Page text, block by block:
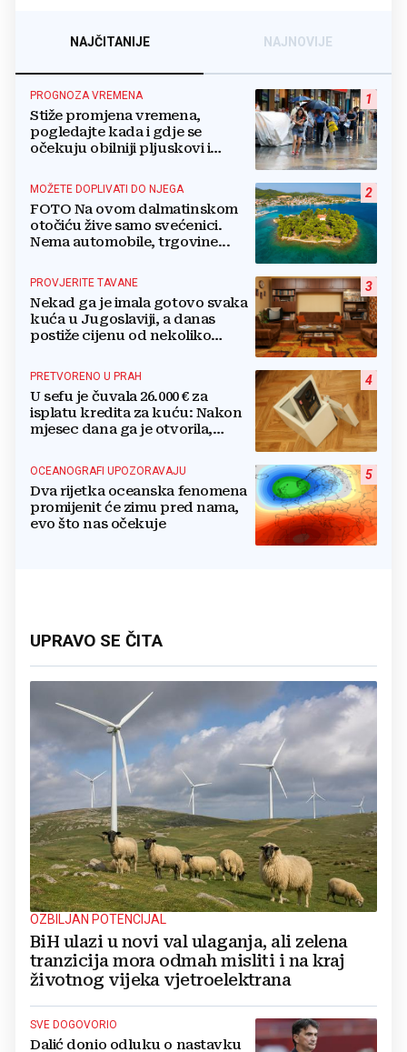
NAJČITANIJE NAJNOVIJE
1
PROGNOZA VREMENA
Stiže promjena vremena,
pogledajte kada i gdje se
očekuju obilniji pljuskovi i
2
MOŽETE DOPLIVATI DO NJEGA
FOTO Na ovom dalmatinskom
otočiću žive samo svećenici.
Nema automobile, trgovine...
3
PROVJERITE TAVANE
Nekad ga je imala gotovo svaka
kuća u Jugoslaviji, a danas
postiže cijenu od nekoliko
4
PRETVORENO U PRAH
U sefu je čuvala 26.000 € za
isplatu kredita za kuću: Nakon
mjesec dana ga je otvorila,
5
OCEANOGRAFI UPOZORAVAJU
Dva rijetka oceanska fenomena
promijenit će zimu pred nama,
evo što nas očekuje
UPRAVO SE ČITA
OZBILJAN POTENCIJAL
BiH ulazi u novi val ulaganja, ali zelena
tranzicija mora odmah misliti i na kraj
životnog vijeka vjetroelektrana
SVE DOGOVORIO
Dalić donio odluku o nastavku